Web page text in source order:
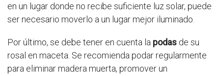
en un lugar donde no recibe suficiente luz solar, puede
ser necesario moverlo a un lugar mejor iluminado.
Por último, se debe tener en cuenta la podas de su
rosal en maceta. Se recomienda podar regularmente
para eliminar madera muerta, promover un